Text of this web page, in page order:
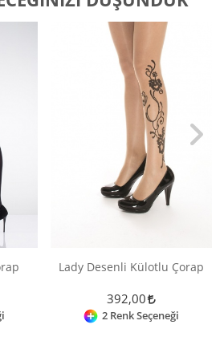
Lady Desenli Külotlu Çorap
392,00
2 Renk Seçeneği